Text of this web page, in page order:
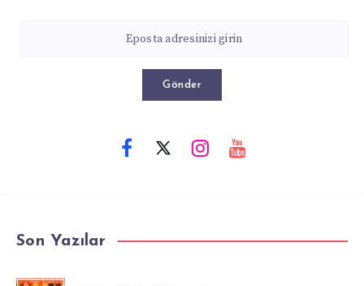
Gönder
Son Yazılar